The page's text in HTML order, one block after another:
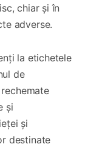
chiar și în
adverse.
la etichetele
de
și
și
destinate